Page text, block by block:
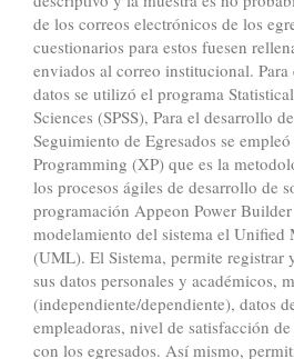
de los correos electrónicos de los
cuestionarios para estos fuesen
enviados al correo institucional. Para
datos se utilizó el programa
Sciences (SPSS), Para el desarrollo
Seguimiento de Egresados se
Programming (XP) que es la
los procesos ágiles de desarrollo de
programación Appeon Power
modelamiento del sistema el Unified
(UML). El Sistema, permite registrar
sus datos personales y académicos,
(independiente/dependiente), datos
empleadoras, nivel de satisfacción
con los egresados. Así mismo,